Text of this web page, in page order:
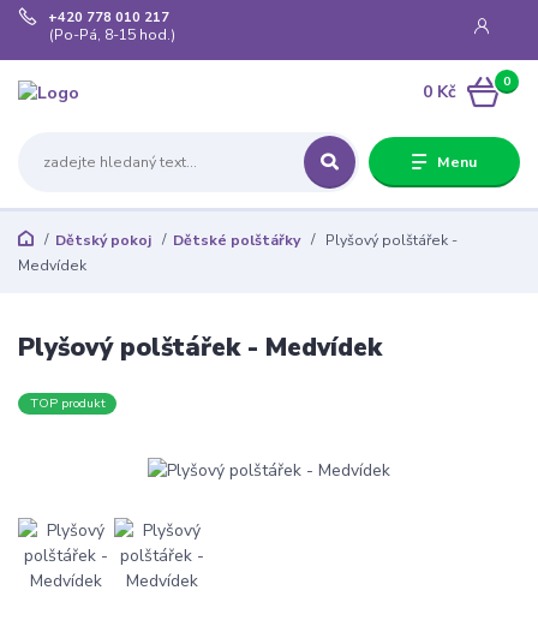
Menu
+420 778 010 217
(Po-Pá, 8-15 hod.)
0
0 Kč
Dětský pokoj Dětské polštářky
Plyšový polštářek -
Medvídek
Plyšový polštářek - Medvídek
TOP produkt